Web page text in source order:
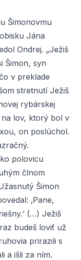
Šimonovmu
Jána
Ondrej. „Ježiš
Šimon, syn
v preklade
stretnutí Ježiš
rybárskej
lov, ktorý bol v
on poslúchol.
polovicu
člnom
Šimon
‚Pane,
(…) Ježiš
budeš loviť už
prirazili s
a išli za ním.